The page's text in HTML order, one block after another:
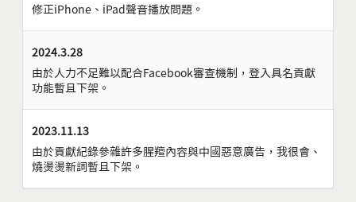
修正iPhone、iPad聲音播放問題。
2024.3.28
由於人力不足難以配合Facebook審查機制，登入具名貢獻
功能暫且下架。
2023.11.13
由於貢獻紀錄參雜許多腥羶內容與中國惡意廣告，我很會、
燒燙燙新詞暫且下架。